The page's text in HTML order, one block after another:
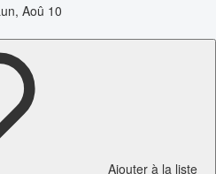
Aoû 10
Ajouter à la liste